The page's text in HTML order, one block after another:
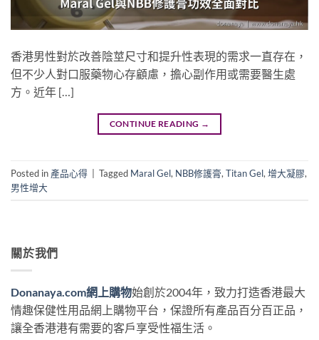
香港男性對於改善陰莖尺寸和提升性表現的需求一直存在，
但不少人對口服藥物心存顧慮，擔心副作用或需要醫生處
方。近年 […]
CONTINUE READING →
Posted in 產品心得 | Tagged Maral Gel, NBB修護膏, Titan Gel, 增大凝膠,
男性增大
關於我們
Donanaya.com網上購物始創於2004年，致力打造香港最大
情趣保健性用品網上購物平台，保證所有產品百分百正品，
讓全香港港有需要的客戶享受性福生活。